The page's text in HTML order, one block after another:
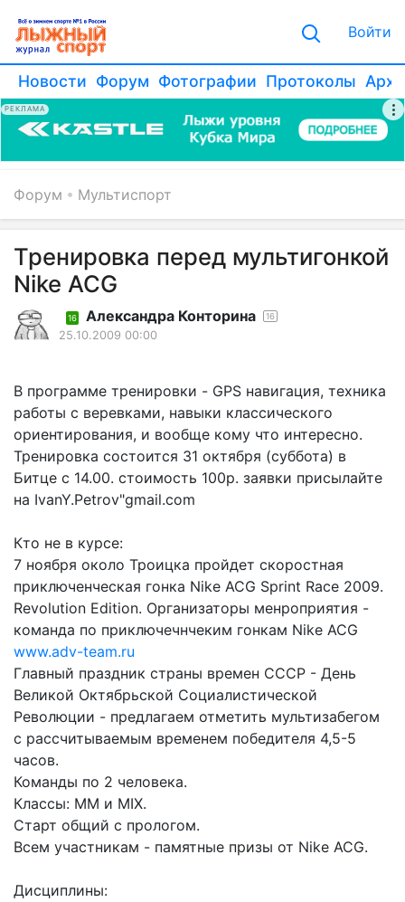
Войти
Новости Форум Фотографии Протоколы
РЕКЛАМА
Форум Мультиспорт
Тренировка перед мультигонкой
Nike ACG
16 Александра Конторина 16
25.10.2009 00:00
В программе тренировки - GPS навигация, техника
работы с веревками, навыки классического
ориентирования, и вообще кому что интересно.
Тренировка состоится 31 октября (суббота) в
Битце с 14.00. стоимость 100р. заявки присылайте
на IvanY.Petrov"gmail.com
Кто не в курсе:
7 ноября около Троицка пройдет скоростная
приключенческая гонка Nike ACG Sprint Race 2009.
Revolution Edition. Организаторы менроприятия -
команда по приключечнчеким гонкам Nike ACG
www.adv-team.ru
Главный праздник страны времен СССР - День
Великой Октябрьской Социалистической
Революции - предлагаем отметить мультизабегом
с рассчитываемым временем победителя 4,5-5
часов.
Команды по 2 человека.
Классы: ММ и MIX.
Старт общий с прологом.
Всем участникам - памятные призы от Nike ACG.
Дисциплины: